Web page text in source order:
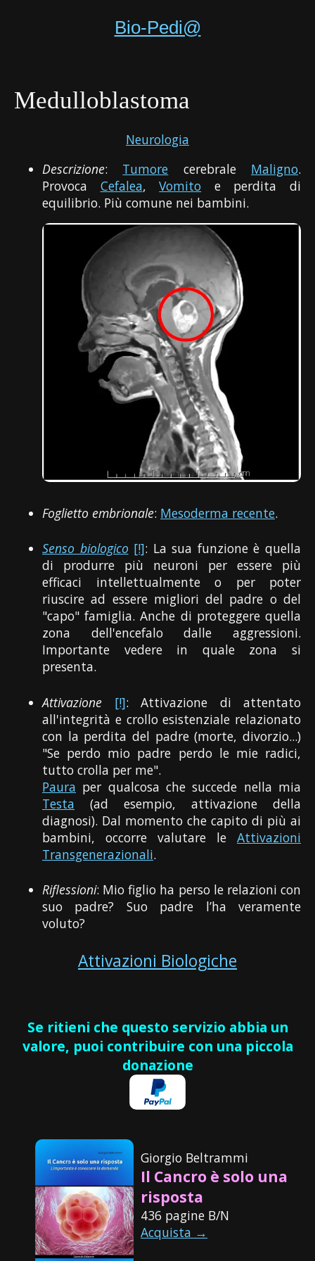
Bio-Pedi@
Medulloblastoma
Neurologia
Descrizione: Tumore cerebrale Maligno.
Provoca Cefalea,Vomito e perdita di
equilibrio. Più comune nei bambini.
Foglietto embrionale: Mesoderma recente.
Senso biologico [!]: La sua funzione è quella
di produrre più neuroni per essere più
efficaci intellettualmente o per poter
riuscire ad essere migliori del padre o del
"capo" famiglia. Anche di proteggere quella
zona dell'encefalo dalle aggressioni.
Importante vedere in quale zona si
presenta.
Attivazione [!]: Attivazione di attentato
all'integrità e crollo esistenziale relazionato
con la perdita del padre (morte, divorzio...)
"Se perdo mio padre perdo le mie radici,
tutto crolla per me".
Paura per qualcosa che succede nella mia
Testa (ad esempio, attivazione della
diagnosi). Dal momento che capito di più ai
bambini, occorre valutare le Attivazioni
Transgenerazionali.
Riflessioni: Mio figlio ha perso le relazioni con
suo padre? Suo padre l’ha veramente
voluto?
Attivazioni Biologiche
Se ritieni che questo servizio abbia un
valore, puoi contribuire con una piccola
donazione
Giorgio Beltrammi
Il Cancro è solo una
risposta
436 pagine B/N
Acquista →